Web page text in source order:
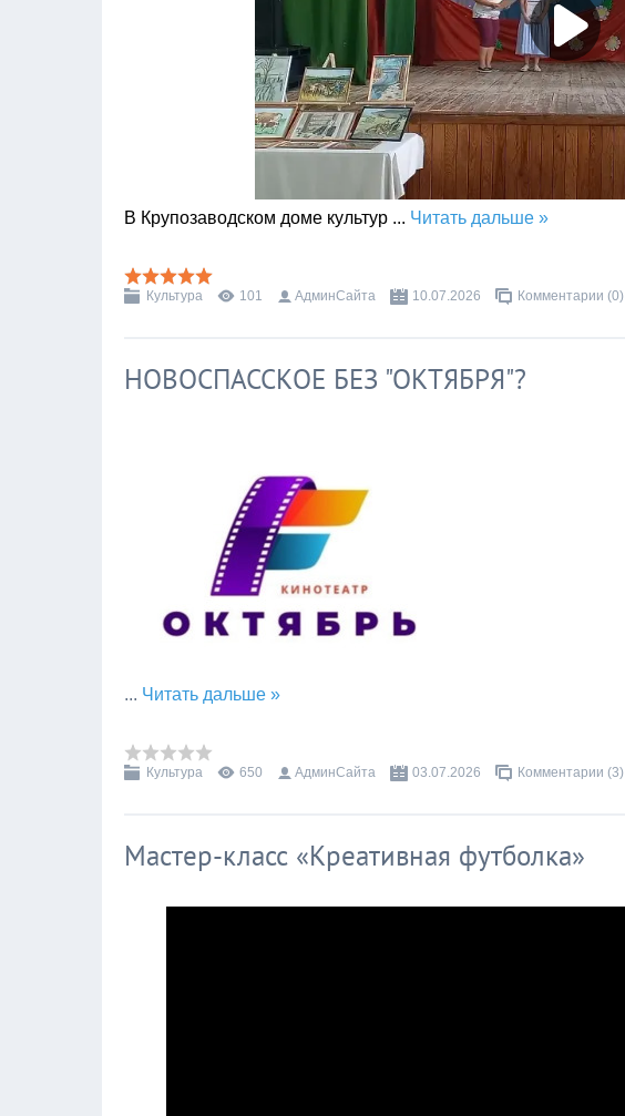
В Крупозаводском доме культур ... Читать дальше »
Культура 101 АдминСайта 10.07.2026 Комментарии (0)
НОВОСПАССКОЕ БЕЗ "ОКТЯБРЯ"?
... Читать дальше »
Культура 650 АдминСайта 03.07.2026 Комментарии (3)
Мастер-класс «Креативная футболка»